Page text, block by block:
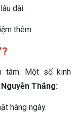
dài.
thêm.
tâm. Một số kinh
Thắng:
hàng ngày.